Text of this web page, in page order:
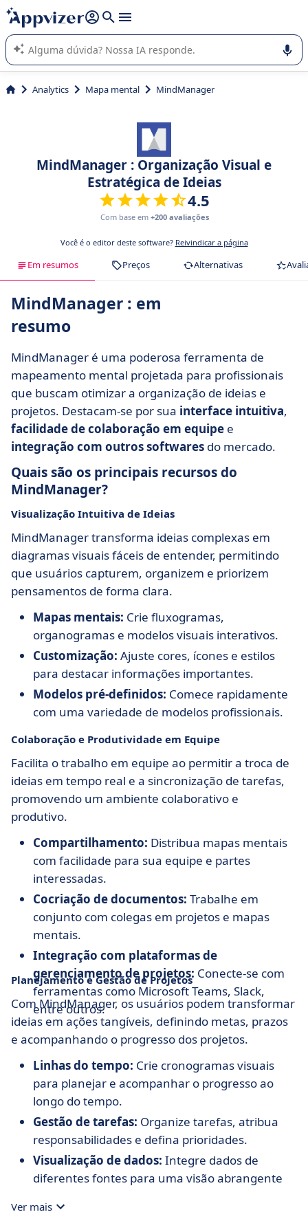
de nossa IA (várias linhas com
A IA do Appvizer o orienta no uso ou na seleção de software
SaaS para sua empresa.
Analytics Mapa mental MindManager
MindManager : Organização Visual e
Estratégica de Ideias
4.5
Com base em +200 avaliações
Você é o editor deste software? Reivindicar a página
Em resumos Preços Alternativas
MindManager : em
resumo
MindManager é uma poderosa ferramenta de
mapeamento mental projetada para profissionais
que buscam otimizar a organização de ideias e
projetos. Destacam-se por sua interface intuitiva,
facilidade de colaboração em equipe e
integração com outros softwares do mercado.
Quais são os principais recursos do
MindManager?
Visualização Intuitiva de Ideias
MindManager transforma ideias complexas em
diagramas visuais fáceis de entender, permitindo
que usuários capturem, organizem e priorizem
pensamentos de forma clara.
Mapas mentais: Crie fluxogramas,
organogramas e modelos visuais interativos.
Customização: Ajuste cores, ícones e estilos
para destacar informações importantes.
Modelos pré-definidos: Comece rapidamente
com uma variedade de modelos profissionais.
Colaboração e Produtividade em Equipe
Facilita o trabalho em equipe ao permitir a troca de
ideias em tempo real e a sincronização de tarefas,
promovendo um ambiente colaborativo e
produtivo.
Compartilhamento: Distribua mapas mentais
com facilidade para sua equipe e partes
interessadas.
Cocriação de documentos: Trabalhe em
conjunto com colegas em projetos e mapas
mentais.
Integração com plataformas de
gerenciamento de projetos: Conecte-se com
ferramentas como Microsoft Teams, Slack,
entre outros.
Planejamento e Gestão de Projetos
Com MindManager, os usuários podem transformar
ideias em ações tangíveis, definindo metas, prazos
e acompanhando o progresso dos projetos.
Linhas do tempo: Crie cronogramas visuais
para planejar e acompanhar o progresso ao
longo do tempo.
Gestão de tarefas: Organize tarefas, atribua
responsabilidades e defina prioridades.
Visualização de dados: Integre dados de
diferentes fontes para uma visão abrangente
Ver mais